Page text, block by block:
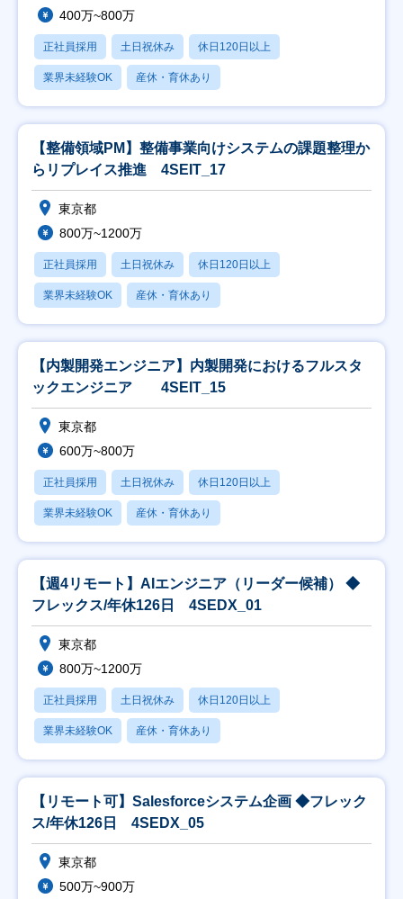
400万~800万
正社員採用 土日祝休み 休日120日以上
業界未経験OK 産休・育休あり
【整備領域PM】整備事業向けシステムの課題整理か
らリプレイス推進 4SEIT_17
東京都
800万~1200万
正社員採用 土日祝休み 休日120日以上
業界未経験OK 産休・育休あり
【内製開発エンジニア】内製開発におけるフルスタ
ックエンジニア 4SEIT_15
東京都
600万~800万
正社員採用 土日祝休み 休日120日以上
業界未経験OK 産休・育休あり
【週4リモート】AIエンジニア（リーダー候補） ◆
フレックス/年休126日 4SEDX_01
東京都
800万~1200万
正社員採用 土日祝休み 休日120日以上
業界未経験OK 産休・育休あり
【リモート可】Salesforceシステム企画 ◆フレック
ス/年休126日 4SEDX_05
東京都
500万~900万